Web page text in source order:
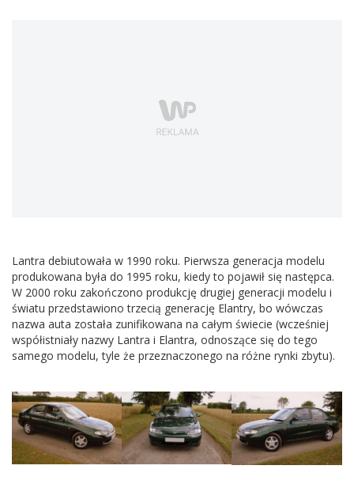
Lantra debiutowała w 1990 roku. Pierwsza generacja modelu
produkowana była do 1995 roku, kiedy to pojawił się następca.
W 2000 roku zakończono produkcję drugiej generacji modelu i
światu przedstawiono trzecią generację Elantry, bo wówczas
nazwa auta została zunifikowana na całym świecie (wcześniej
współistniały nazwy Lantra i Elantra, odnoszące się do tego
samego modelu, tyle że przeznaczonego na różne rynki zbytu).